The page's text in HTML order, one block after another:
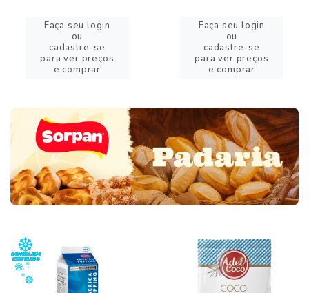
Faça seu login
ou
cadastre-se
para ver preços
e comprar
Faça seu login
ou
cadastre-se
para ver preços
e comprar